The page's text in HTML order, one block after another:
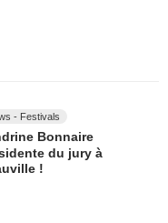
- Festivals
Bonnaire
du jury à
!